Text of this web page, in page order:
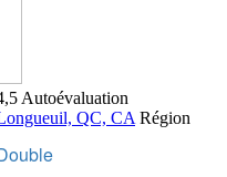
Autoévaluation
QC, CA Région